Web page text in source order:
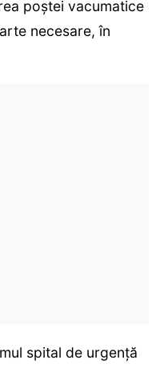
poștei vacumatice
necesare, în
spital de urgenţă